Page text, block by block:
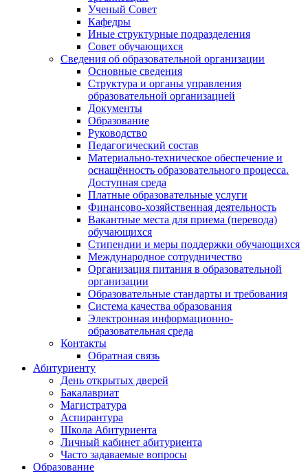
Ученый Совет
Кафедры
Иные структурные подразделения
Совет обучающихся
Сведения об образовательной организации
Основные сведения
Структура и органы управления
образовательной организацией
Документы
Образование
Руководство
Педагогический состав
Материально-техническое обеспечение и
оснащённость образовательного процесса.
Доступная среда
Платные образовательные услуги
Финансово-хозяйственная деятельность
Вакантные места для приема (перевода)
обучающихся
Стипендии и меры поддержки обучающихся
Международное сотрудничество
Организация питания в образовательной
организации
Образовательные стандарты и требования
Система качества образования
Электронная информационно-
образовательная среда
Контакты
Обратная связь
Абитуриенту
День открытых дверей
Бакалавриат
Магистратура
Аспирантура
Школа Абитуриента
Личный кабинет абитуриента
Часто задаваемые вопросы
Образование